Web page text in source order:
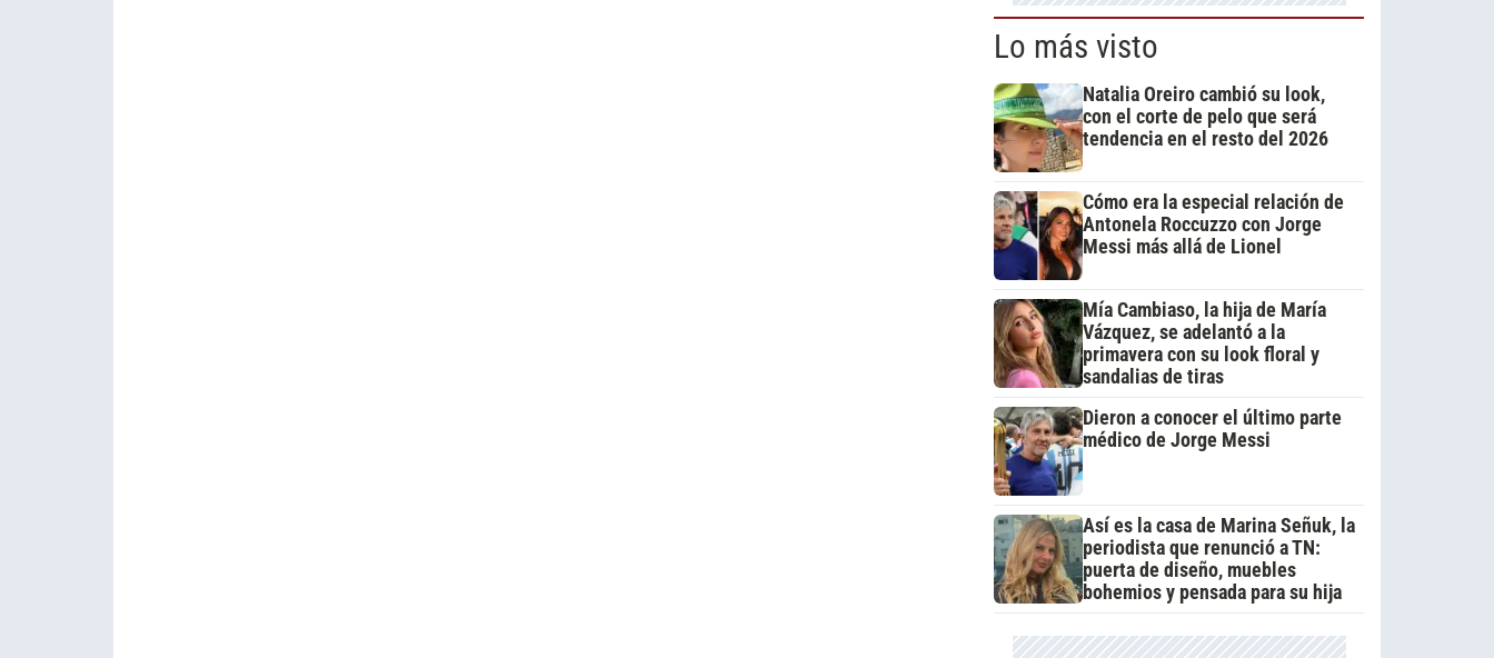
Lo más visto
Natalia Oreiro cambió su look,
con el corte de pelo que será
tendencia en el resto del 2026
Cómo era la especial relación de
Antonela Roccuzzo con Jorge
Messi más allá de Lionel
Mía Cambiaso, la hija de María
Vázquez, se adelantó a la
primavera con su look floral y
sandalias de tiras
Dieron a conocer el último parte
médico de Jorge Messi
Así es la casa de Marina Señuk, la
periodista que renunció a TN:
puerta de diseño, muebles
bohemios y pensada para su hija